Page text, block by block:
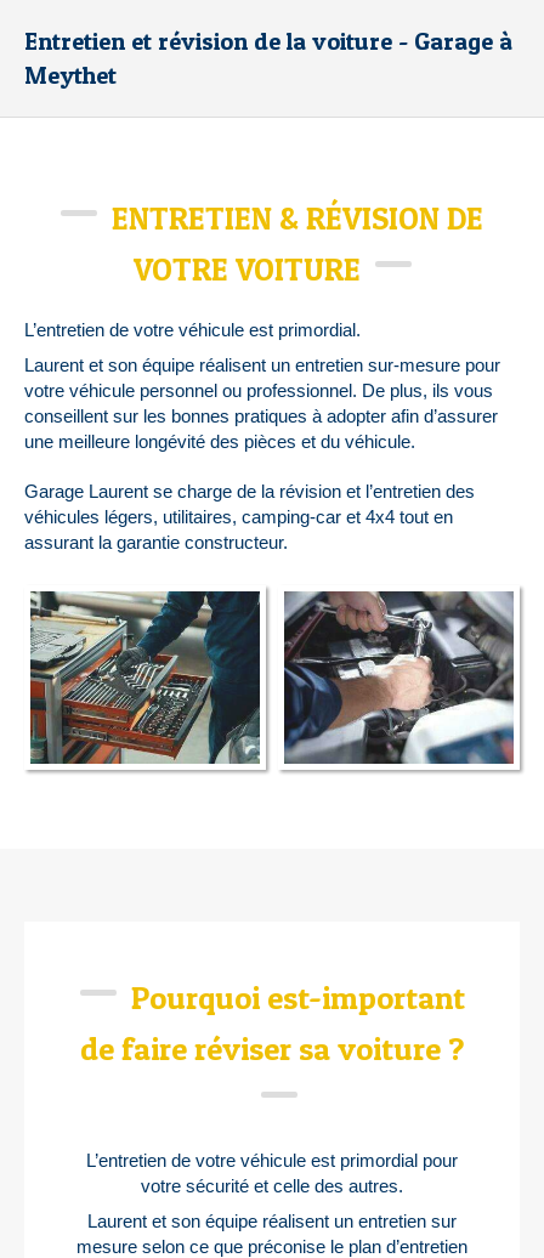
Entretien et révision de la voiture - Garage à
Meythet
ENTRETIEN & RÉVISION DE
VOTRE VOITURE
L’entretien de votre véhicule est primordial.
Laurent et son équipe réalisent un entretien sur-mesure pour
votre véhicule personnel ou professionnel. De plus, ils vous
conseillent sur les bonnes pratiques à adopter afin d’assurer
une meilleure longévité des pièces et du véhicule.
Garage Laurent se charge de la révision et l’entretien des
véhicules légers, utilitaires, camping-car et 4x4 tout en
assurant la garantie constructeur.
Pourquoi est-important
de faire réviser sa voiture ?
L’entretien de votre véhicule est primordial pour
votre sécurité et celle des autres.
Laurent et son équipe réalisent un entretien sur
mesure selon ce que préconise le plan d’entretien